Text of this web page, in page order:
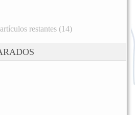
restantes (14)